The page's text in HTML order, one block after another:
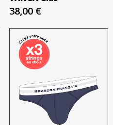
38,00 €